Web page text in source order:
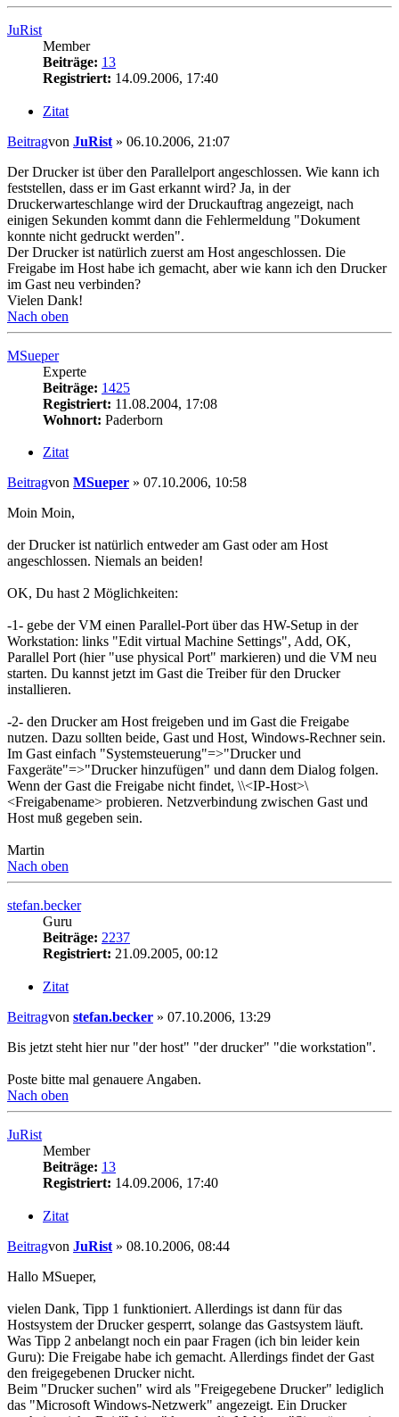
JuRist
Member
Beiträge: 13
Registriert: 14.09.2006, 17:40
Zitat
Beitragvon JuRist » 06.10.2006, 21:07
Der Drucker ist über den Parallelport angeschlossen. Wie kann ich
feststellen, dass er im Gast erkannt wird? Ja, in der
Druckerwarteschlange wird der Druckauftrag angezeigt, nach
einigen Sekunden kommt dann die Fehlermeldung "Dokument
konnte nicht gedruckt werden".
Der Drucker ist natürlich zuerst am Host angeschlossen. Die
Freigabe im Host habe ich gemacht, aber wie kann ich den Drucker
im Gast neu verbinden?
Vielen Dank!
Nach oben
MSueper
Experte
Beiträge: 1425
Registriert: 11.08.2004, 17:08
Wohnort: Paderborn
Zitat
Beitragvon MSueper » 07.10.2006, 10:58
Moin Moin,
der Drucker ist natürlich entweder am Gast oder am Host
angeschlossen. Niemals an beiden!
OK, Du hast 2 Möglichkeiten:
-1- gebe der VM einen Parallel-Port über das HW-Setup in der
Workstation: links "Edit virtual Machine Settings", Add, OK,
Parallel Port (hier "use physical Port" markieren) und die VM neu
starten. Du kannst jetzt im Gast die Treiber für den Drucker
installieren.
-2- den Drucker am Host freigeben und im Gast die Freigabe
nutzen. Dazu sollten beide, Gast und Host, Windows-Rechner sein.
Im Gast einfach "Systemsteuerung"=>"Drucker und
Faxgeräte"=>"Drucker hinzufügen" und dann dem Dialog folgen.
Wenn der Gast die Freigabe nicht findet, \\<IP-Host>\
<Freigabename> probieren. Netzverbindung zwischen Gast und
Host muß gegeben sein.
Martin
Nach oben
stefan.becker
Guru
Beiträge: 2237
Registriert: 21.09.2005, 00:12
Zitat
Beitragvon stefan.becker » 07.10.2006, 13:29
Bis jetzt steht hier nur "der host" "der drucker" "die workstation".
Poste bitte mal genauere Angaben.
Nach oben
JuRist
Member
Beiträge: 13
Registriert: 14.09.2006, 17:40
Zitat
Beitragvon JuRist » 08.10.2006, 08:44
Hallo MSueper,
vielen Dank, Tipp 1 funktioniert. Allerdings ist dann für das
Hostsystem der Drucker gesperrt, solange das Gastsystem läuft.
Was Tipp 2 anbelangt noch ein paar Fragen (ich bin leider kein
Guru): Die Freigabe habe ich gemacht. Allerdings findet der Gast
den freigegebenen Drucker nicht.
Beim "Drucker suchen" wird als "Freigegebene Drucker" lediglich
das "Microsoft Windows-Netzwerk" angezeigt. Ein Drucker